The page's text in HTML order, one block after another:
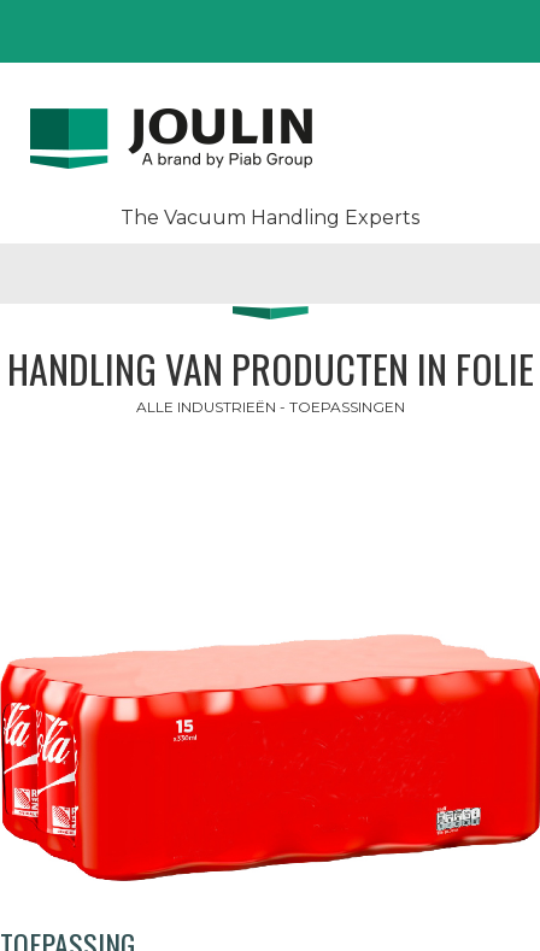
The Vacuum Handling Experts
HANDLING VAN PRODUCTEN IN FOLIE
ALLE INDUSTRIEËN - TOEPASSINGEN